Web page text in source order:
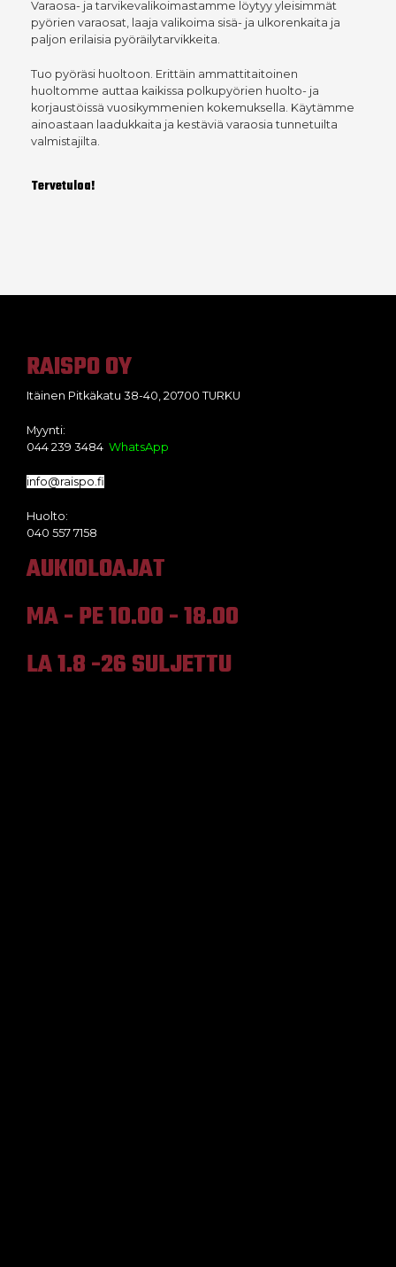
Varaosa- ja tarvikevalikoimastamme löytyy yleisimmät
pyörien varaosat, laaja valikoima sisä- ja ulkorenkaita ja
paljon erilaisia pyöräilytarvikkeita.
Tuo pyöräsi huoltoon. Erittäin ammattitaitoinen
huoltomme auttaa kaikissa polkupyörien huolto- ja
korjaustöissä vuosikymmenien kokemuksella. Käytämme
ainoastaan laadukkaita ja kestäviä varaosia tunnetuilta
valmistajilta.
Tervetuloa!
RAISPO OY
Itäinen Pitkäkatu 38-40, 20700 TURKU
Myynti:
044 239 3484 WhatsApp
info@raispo.fi
Huolto:
040 557 7158
AUKIOLOAJAT
MA - PE 10.00 - 18.00
LA 1.8 -26 SULJETTU